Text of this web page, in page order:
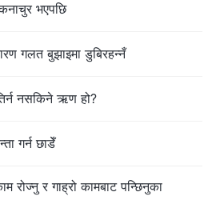
भएपछि
गलत बुझाइमा डुबिरहन्नँ
नसकिने ऋण हो?
गर्न छाडेँ
रोज्नु र गाह्रो कामबाट पन्छिनुका